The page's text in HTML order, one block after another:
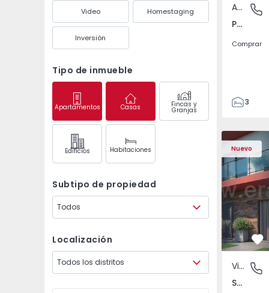
Video Homestaging
Inversión
Tipo de inmueble
Apartamentos Casas Fincas y
Granjas
Edifícios Habitaciones
Subtipo de propiedad
Todos
Localización
Todos los distritos
Apartamento
Pedrouços, Porto
Comprar
3
105
122
1
-1
Nuevo
São
Vivienda Pareada
São João das Lampas e Terrugem, Lisboa